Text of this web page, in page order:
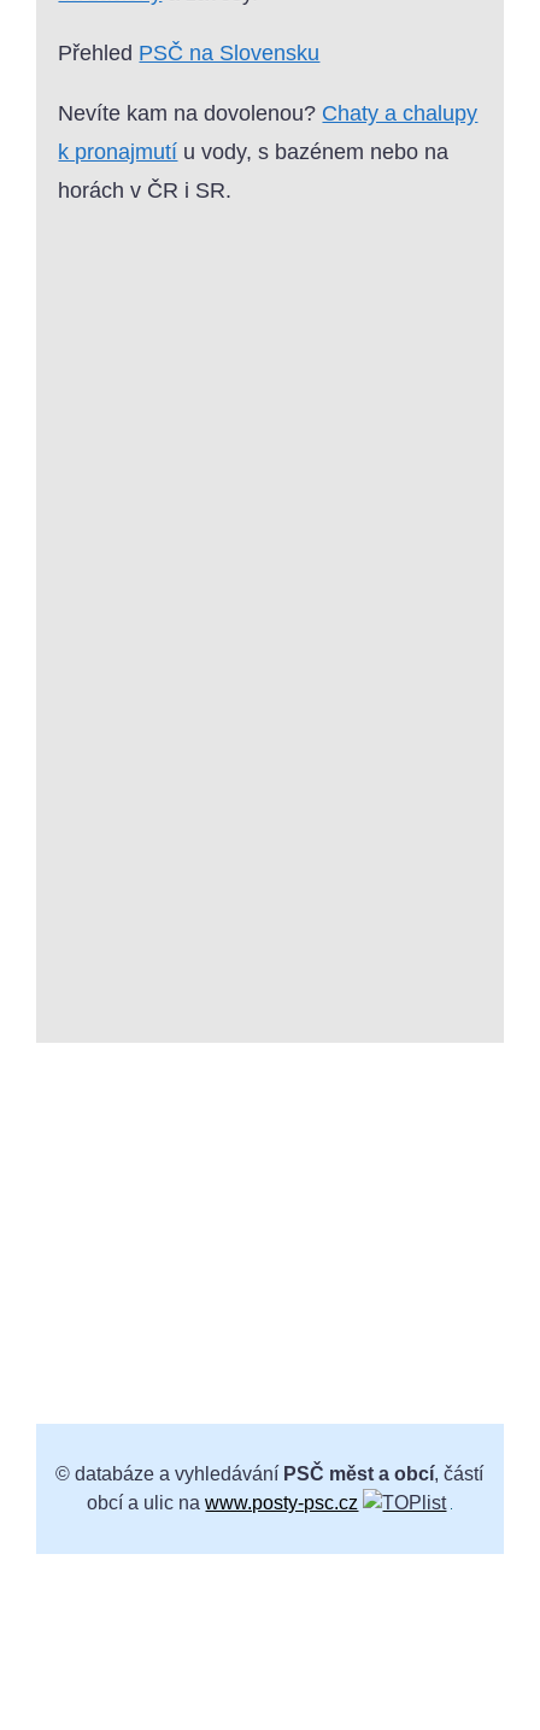
Přehled PSČ na Slovensku
Nevíte kam na dovolenou? Chaty a chalupy
k pronajmutí u vody, s bazénem nebo na
horách v ČR i SR.
© databáze a vyhledávání PSČ měst a obcí, částí
obcí a ulic nawww.posty-psc.cz